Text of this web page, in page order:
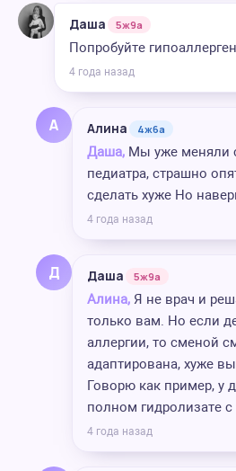
Даша 5ж9а
Попробуйте
4 года назад
А Алина 4ж6а
Даша, Мы уже меняли
педиатра, страшно
сделать хуже Но
4 года назад
Д Даша 5ж9а
Алина, Я не врач и
только вам. Но если
аллергии, то сменой
адаптирована, хуже
Говорю как пример, у
полном гидролизате с
4 года назад